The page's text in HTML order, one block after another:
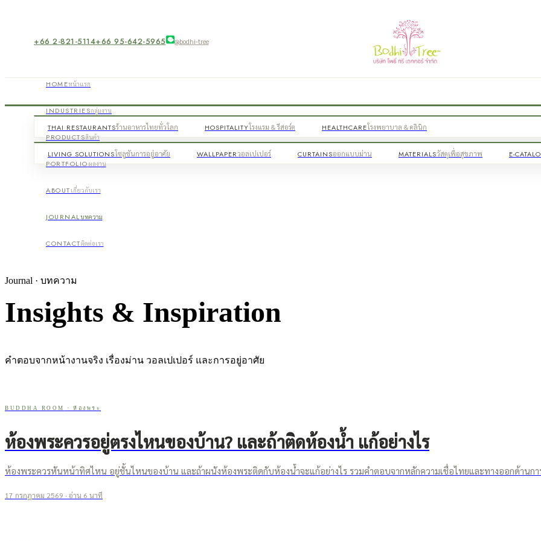
+66 2-821-5114+66 95-642-5965 @bodhi-tree
HOMEหน้าแรก
INDUSTRIESกลุ่มงาน
THAI RESTAURANTSร้านอาหารไทยทั่วโลก HOSPITALITYโรงแรม & รีสอร์ต HEALTHCAREโรงพยาบาล & คลินิก
PRODUCTSสินค้า
LIVING SOLUTIONSโซลูชันการอยู่อาศัย WALLPAPERวอลเปเปอร์ CURTAINSออกแบบม่าน MATERIALSวัสดุเพื่อสุขภาพ E-
PORTFOLIOผลงาน
ABOUT เกี่ยวกับเรา
JOURNALบทความ
CONTACTติดต่อเรา
Journal · บทความ
Insights & Inspiration
คำตอบจากหน้างานจริง เรื่องม่าน วอลเปเปอร์ และการอยู่อาศัย
BUDDHA ROOM · ห้องพระ
ห้องพระควรอยู่ตรงไหนของบ้าน? และถ้าติดห้องน้ำ แก้อย่างไร
ห้องพระควรหันหน้าทิศไหน อยู่ชั้นไหนของบ้าน และถ้าผนังห้องพระติดกับห้องน้ำจะแก้อย่างไร รวมคำตอบจากหลักความเชื่อไทยและทางออกด้านก
17 กรกฎาคม 2569 · อ่าน 6 นาที